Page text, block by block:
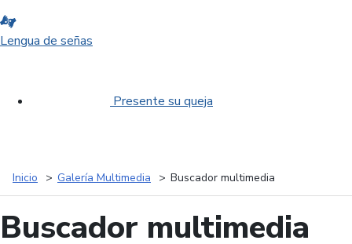
Lengua de señas
Presente su queja
Inicio Galería Multimedia Buscador multimedia
Buscador multimedia